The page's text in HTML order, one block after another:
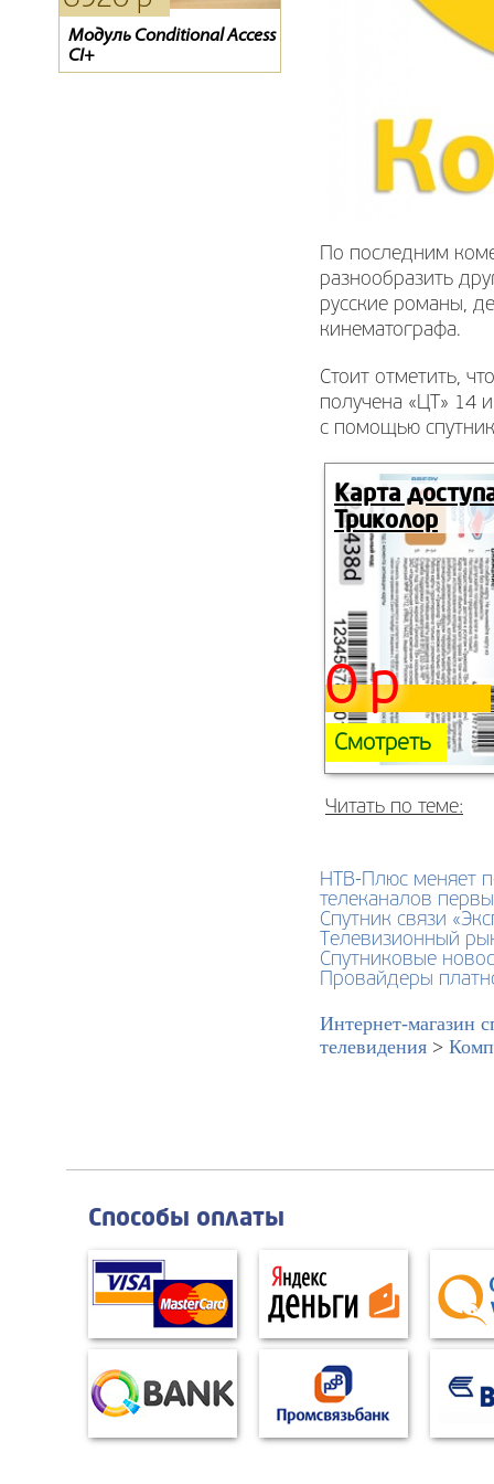
Модуль Conditional Access
CI+
Модуль CI+ CAM Viaccess
Пульт для спутникового
ресивера ТЕЛЕКАРТА
BigSAT Golden 1 CR
По последним
разнообразить
русские романы,
кинематографа.
Стоит отметить,
получена «ЦТ» 14
с помощью
Карта
Триколор
Смотреть
0 р
Читать по теме:
НТВ-Плюс меняет
телеканалов
Спутник связи
Телевизионный
Спутниковые
Провайдеры
Интернет-магазин
телевидения >
Способы оплаты